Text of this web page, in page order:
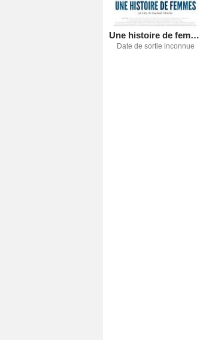
Une histoire de femmes
Date de sortie inconnue